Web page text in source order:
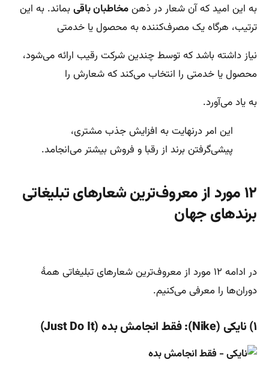
به این امید که آن شعار در ذهنمخاطبان باقیبماند. به این
ترتیب، هرگاه یک مصرف‌کننده به محصول یا خدمتی
نیاز داشته باشد که توسط چندین شرکت رقیب‌ ارائه می‌شود،
محصول یا خدمتی را انتخاب می‌کند که شعارش را
به یاد می‌آورد.
این امر درنهایت به افزایش جذب مشتری،
پیشی‌گرفتن برند از رقبا و فروش بیشتر می‌انجامد.
۱۲ مورد از معروف‌ترین شعارهای تبلیغاتی
برندهای جهان
در ادامه ۱۲ مورد از معروف‌ترین شعارهای تبلیغاتی همۀ
دوران‌ها را معرفی می‌کنیم.
۱) نایکی (Nike): فقط انجامش بده (Just Do It)